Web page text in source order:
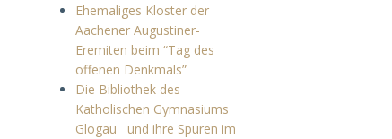
Ehemaliges Kloster der
Aachener Augustiner-
Eremiten beim “Tag des
offenen Denkmals”
Die Bibliothek des
Katholischen Gymnasiums
Glogau und ihre Spuren im